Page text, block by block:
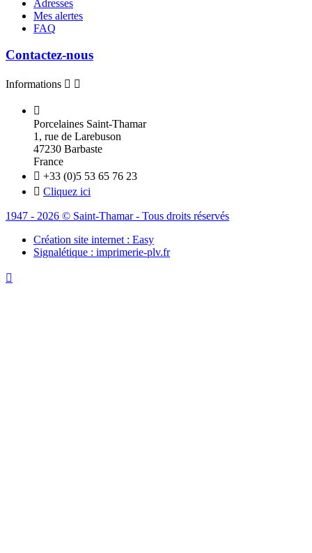
Adresses
Mes alertes
FAQ
Contactez-nous
Informations  

Porcelaines Saint-Thamar
1, rue de Larebuson
47230 Barbaste
France
 +33 (0)5 53 65 76 23
 Cliquez ici
1947 - 2026 © Saint-Thamar - Tous droits réservés
Création site internet : Easy
Signalétique : imprimerie-plv.fr
